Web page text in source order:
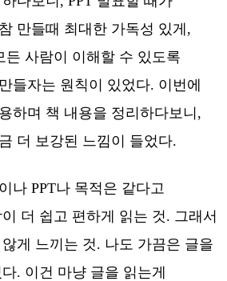
만들때 최대한 가독성 있게,
든 사람이 이해할 수 있도록
들자는 원칙이 있었다. 이번에
하며 책 내용을 정리하다보니,
더 보강된 느낌이 들었다.
나 PPT나 목적은 같다고
더 쉽고 편하게 읽는 것. 그래서
게 느끼는 것. 나도 가끔은 글을
. 이건 마냥 글을 읽는게